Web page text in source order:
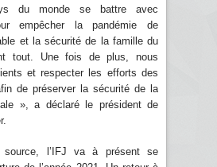
du monde se battre avec
empêcher la pandémie de
et la sécurité de la famille du
tout. Une fois de plus, nous
et respecter les efforts des
de préserver la sécurité de la
», a déclaré le président de
l’IFJ va à présent se